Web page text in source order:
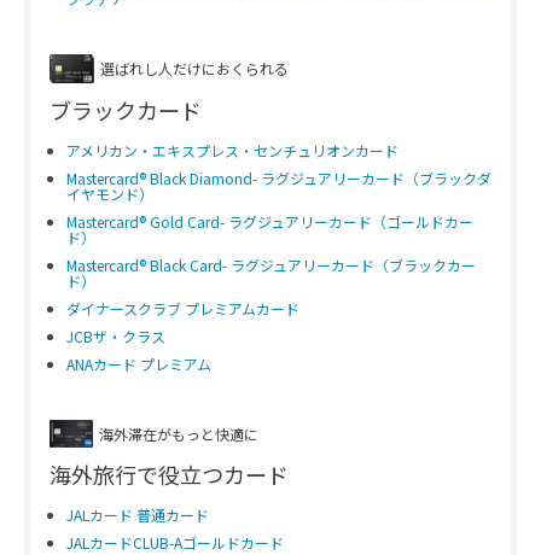
選ばれし人だけにおくられる
ブラックカード
アメリカン・エキスプレス・センチュリオンカード
Mastercard® Black Diamond- ラグジュアリーカード（ブラックダ
イヤモンド）
Mastercard® Gold Card- ラグジュアリーカード（ゴールドカー
ド）
Mastercard® Black Card- ラグジュアリーカード（ブラックカー
ド）
ダイナースクラブ プレミアムカード
JCBザ・クラス
ANAカード プレミアム
海外滞在がもっと快適に
海外旅行で役立つカード
JALカード 普通カード
JALカードCLUB-Aゴールドカード